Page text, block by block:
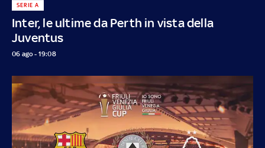
Inter, le ultime da Perth in vista della
Juventus
SERIE A
06 ago - 19:08